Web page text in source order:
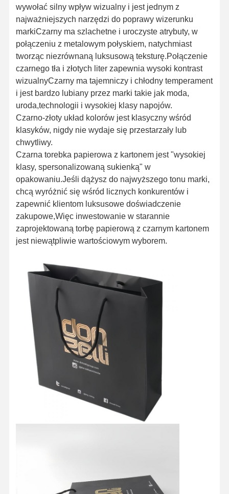
wywołać silny wpływ wizualny i jest jednym z
najważniejszych narzędzi do poprawy wizerunku
markiCzarny ma szlachetne i uroczyste atrybuty, w
połączeniu z metalowym połyskiem, natychmiast
tworząc niezrównaną luksusową teksturę.Połączenie
czarnego tła i złotych liter zapewnia wysoki kontrast
wizualnyCzarny ma tajemniczy i chłodny temperament
i jest bardzo lubiany przez marki takie jak moda,
uroda,technologii i wysokiej klasy napojów.
Czarno-złoty układ kolorów jest klasyczny wśród
klasyków, nigdy nie wydaje się przestarzały lub
chwytliwy.
Czarna torebka papierowa z kartonem jest "wysokiej
klasy, spersonalizowaną sukienką" w
opakowaniu.Jeśli dążysz do najwyższego tonu marki,
chcą wyróżnić się wśród licznych konkurentów i
zapewnić klientom luksusowe doświadczenie
zakupowe,Więc inwestowanie w starannie
zaprojektowaną torbę papierową z czarnym kartonem
jest niewątpliwie wartościowym wyborem.